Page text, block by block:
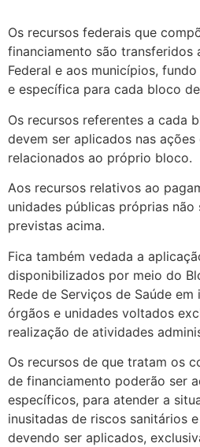
Os recursos federais que
financiamento são transferidos
Federal e aos municípios,
e específica para cada bloco
Os recursos referentes a cada
devem ser aplicados nas
relacionados ao próprio bloco.
Aos recursos relativos ao
unidades públicas próprias
previstas acima.
Fica também vedada a
disponibilizados por meio do
Rede de Serviços de Saúde
órgãos e unidades voltados
realização de atividades
Os recursos de que tratam os
de financiamento poderão ser
específicos, para atender a
inusitadas de riscos sanitários
devendo ser aplicados,